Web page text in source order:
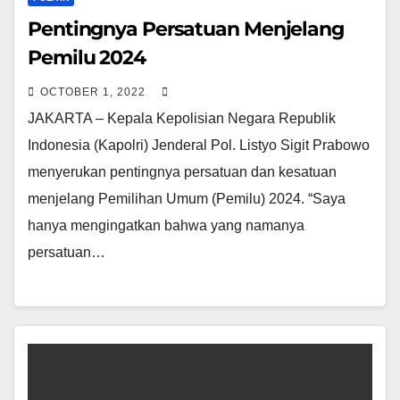
Pentingnya Persatuan Menjelang
Pemilu 2024
OCTOBER 1, 2022
JAKARTA – Kepala Kepolisian Negara Republik
Indonesia (Kapolri) Jenderal Pol. Listyo Sigit Prabowo
menyerukan pentingnya persatuan dan kesatuan
menjelang Pemilihan Umum (Pemilu) 2024. “Saya
hanya mengingatkan bahwa yang namanya
persatuan…